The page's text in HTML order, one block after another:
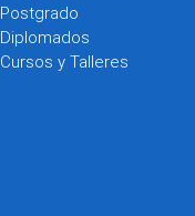
Postgrado
Diplomados
Cursos y Talleres